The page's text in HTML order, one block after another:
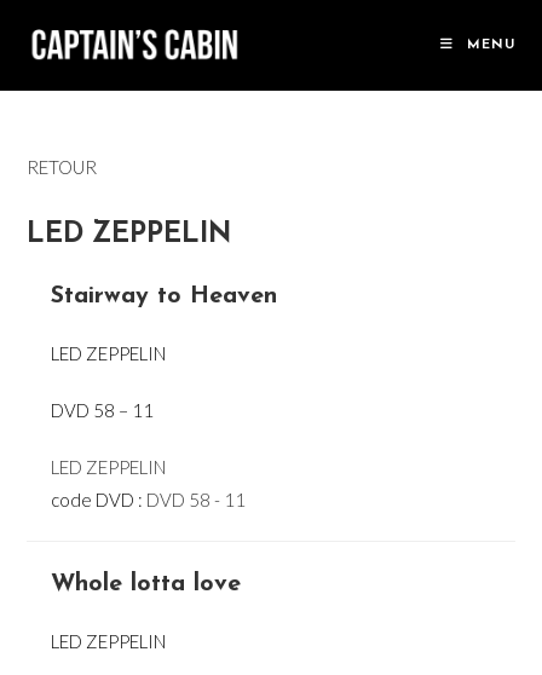
MENU
RETOUR
LED ZEPPELIN
Stairway to Heaven
LED ZEPPELIN
DVD 58 – 11
LED ZEPPELIN
code DVD : DVD 58 - 11
Whole lotta love
LED ZEPPELIN